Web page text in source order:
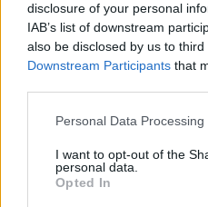
disclosure of your personal
IAB’s list of downstream
also be disclosed by us to
Downstream Participants that
Personal Data
I want to opt-out of the
personal data.
Opted In